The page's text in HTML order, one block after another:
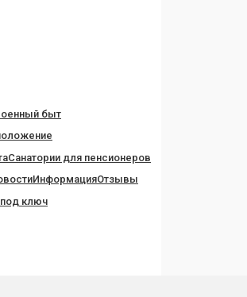
быт
Санатории для пенсионеров
ИнформацияОтзывы
ключ